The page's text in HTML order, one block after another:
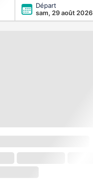
Départ
sam, 29 août 2026